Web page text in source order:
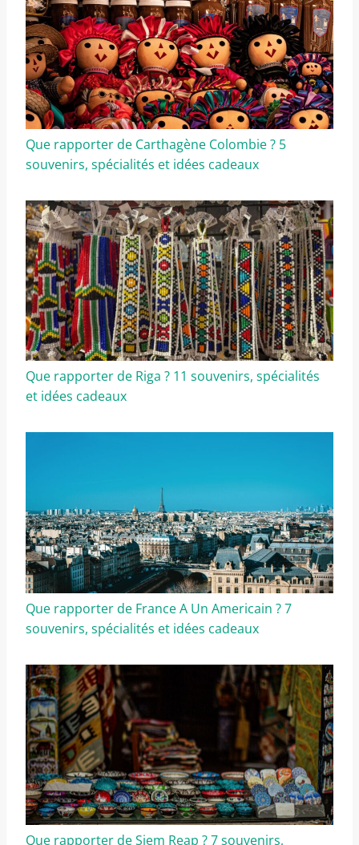
Que rapporter de Carthagène Colombie ? 5
souvenirs, spécialités et idées cadeaux
Que rapporter de Riga ? 11 souvenirs, spécialités
et idées cadeaux
Que rapporter de France A Un Americain ? 7
souvenirs, spécialités et idées cadeaux
Que rapporter de Siem Reap ? 7 souvenirs,